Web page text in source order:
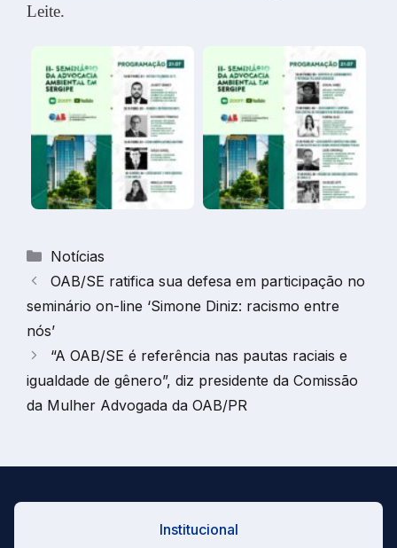
Leite.
Categorias
Notícias
OAB/SE ratifica sua defesa em participação no
seminário on-line ‘Simone Diniz: racismo entre
nós’
“A OAB/SE é referência nas pautas raciais e
igualdade de gênero”, diz presidente da Comissão
da Mulher Advogada da OAB/PR
Institucional